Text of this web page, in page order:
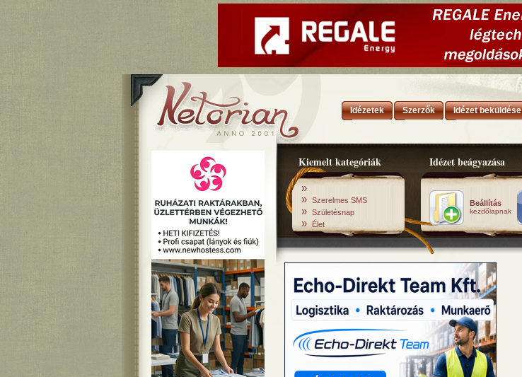
Idézetek Szerzők Idézet beküldése
Kiemelt kategóriák
»
» Szerelmes SMS
» Születésnap
» Élet
Idézet beágyazása
Beállítás
kezdőlapnak